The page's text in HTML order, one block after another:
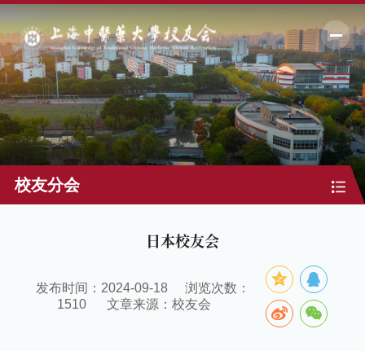
校友分会
日本校友会
发布时间：2024-09-18
浏览次数：
1510
文章来源：校友会